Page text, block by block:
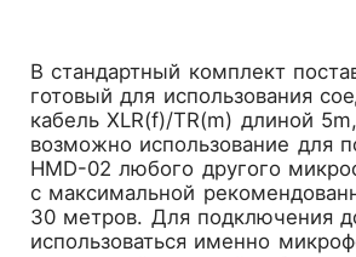
В стандартный комплект
готовый для использования
кабель XLR(f)/TR(m) длиной
возможно использование для
HMD-02 любого другого
с максимальной
30 метров. Для подключения
использоваться именно